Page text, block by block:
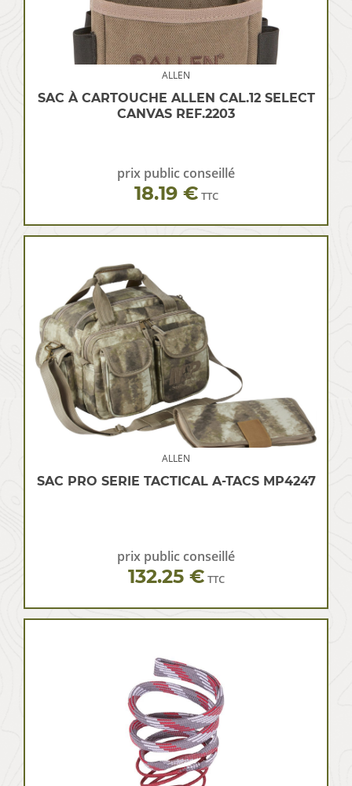
ALLEN
SAC À CARTOUCHE ALLEN CAL.12 SELECT
CANVAS REF.2203
prix public conseillé
18.19 € TTC
ALLEN
SAC PRO SERIE TACTICAL A-TACS MP4247
prix public conseillé
132.25 € TTC